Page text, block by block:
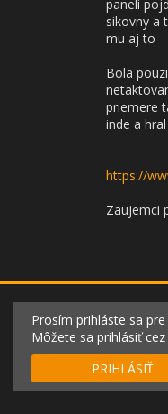
paneli
sikovny a
mu aj to
Bola
priemere
inde a
https://
Zaujemci
Prosím prihláste sa
Môžete sa prihlásiť
PRIHLÁSIŤ